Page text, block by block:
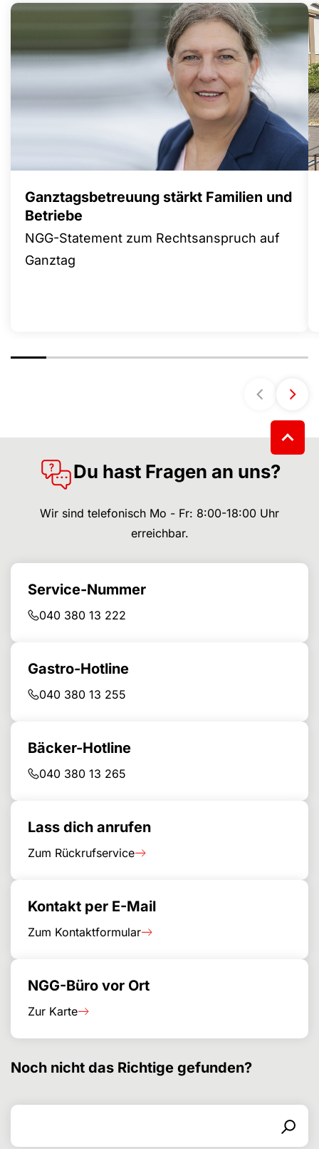
Ganztagsbetreuung stärkt Familien und
Betriebe
NGG-Statement zum Rechtsanspruch auf
Ganztag
Du hast Fragen an uns?
Wir sind telefonisch Mo - Fr: 8:00-18:00 Uhr
erreichbar.
Service-Nummer
040 380 13 222
Gastro-Hotline
040 380 13 255
Bäcker-Hotline
040 380 13 265
Lass dich anrufen
Zum Rückrufservice
Kontakt per E-Mail
Zum Kontaktformular
NGG-Büro vor Ort
Zur Karte
Noch nicht das Richtige gefunden?
Search for
Search